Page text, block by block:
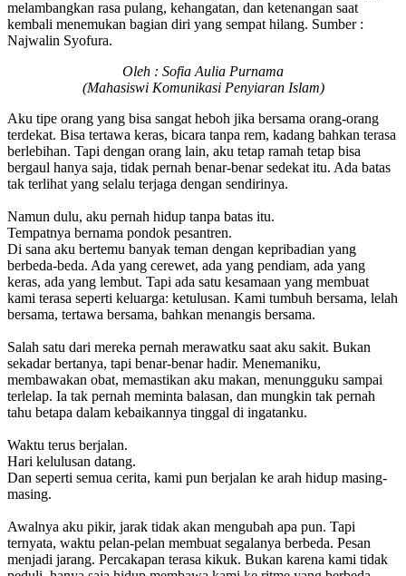
melambangkan rasa pulang, kehangatan, dan ketenangan saat
kembali menemukan bagian diri yang sempat hilang. Sumber :
Najwalin Syofura.
Oleh : Sofia Aulia Purnama
(Mahasiswi Komunikasi Penyiaran Islam)
Aku tipe orang yang bisa sangat heboh jika bersama orang-orang
terdekat. Bisa tertawa keras, bicara tanpa rem, kadang bahkan terasa
berlebihan. Tapi dengan orang lain, aku tetap ramah tetap bisa
bergaul hanya saja, tidak pernah benar-benar sedekat itu. Ada batas
tak terlihat yang selalu terjaga dengan sendirinya.
Namun dulu, aku pernah hidup tanpa batas itu.
Tempatnya bernama pondok pesantren.
Di sana aku bertemu banyak teman dengan kepribadian yang
berbeda-beda. Ada yang cerewet, ada yang pendiam, ada yang
keras, ada yang lembut. Tapi ada satu kesamaan yang membuat
kami terasa seperti keluarga: ketulusan. Kami tumbuh bersama, lelah
bersama, tertawa bersama, bahkan menangis bersama.
Salah satu dari mereka pernah merawatku saat aku sakit. Bukan
sekadar bertanya, tapi benar-benar hadir. Menemaniku,
membawakan obat, memastikan aku makan, menungguku sampai
terlelap. Ia tak pernah meminta balasan, dan mungkin tak pernah
tahu betapa dalam kebaikannya tinggal di ingatanku.
Waktu terus berjalan.
Hari kelulusan datang.
Dan seperti semua cerita, kami pun berjalan ke arah hidup masing-
masing.
Awalnya aku pikir, jarak tidak akan mengubah apa pun. Tapi
ternyata, waktu pelan-pelan membuat segalanya berbeda. Pesan
menjadi jarang. Percakapan terasa kikuk. Bukan karena kami tidak